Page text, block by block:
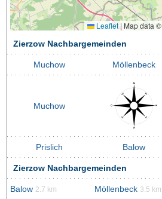
Leaflet | Map data ©
Zierzow Nachbargemeinden
Muchow Möllenbeck
Muchow
Prislich Balow
Zierzow Nachbargemeinden
Balow 2.7 km Möllenbeck 3.5 km